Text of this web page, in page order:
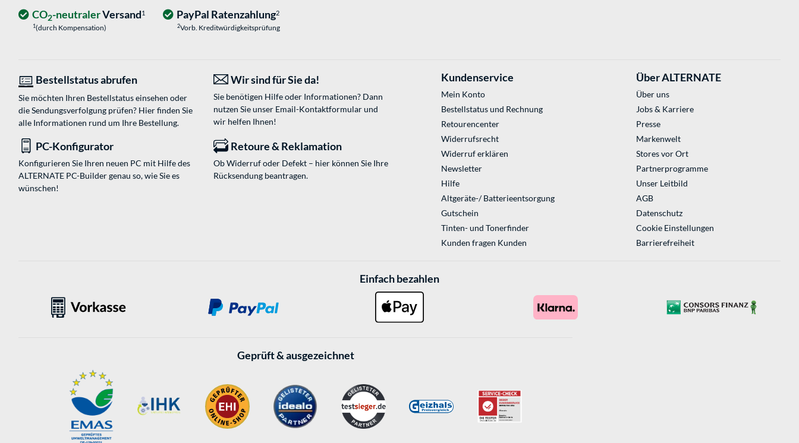
CO2-neutralerVersand1
1(durch Kompensation)
PayPal Ratenzahlung2
2Vorb. Kreditwürdigkeitsprüfung
Bestellstatus abrufen
Sie möchten Ihren Bestellstatus einsehen oder
die Sendungsverfolgung prüfen? Hier finden Sie
alle Informationen rund um Ihre Bestellung.
Wir sind für Sie da!
Sie benötigen Hilfe oder Informationen? Dann
nutzen Sie unser Email-Kontaktformularund
wir helfen Ihnen!
PC-Konfigurator
Konfigurieren Sie Ihren neuen PC mit Hilfe des
ALTERNATE PC-Builder genau so, wie Sie es
wünschen!
Retoure & Reklamation
Ob Widerruf oder Defekt – hier können Sie Ihre
Rücksendung beantragen.
Kundenservice
Mein Konto
Bestellstatus und Rechnung
Retourencenter
Widerrufsrecht
Widerruf erklären
Newsletter
Hilfe
Altgeräte-/ Batterieentsorgung
Gutschein
Tinten- und Tonerfinder
Kunden fragen Kunden
Über ALTERNATE
Über uns
Jobs & Karriere
Presse
Markenwelt
Stores vor Ort
Partnerprogramme
Unser Leitbild
AGB
Datenschutz
Cookie Einstellungen
Barrierefreiheit
Einfach bezahlen
Geprüft & ausgezeichnet